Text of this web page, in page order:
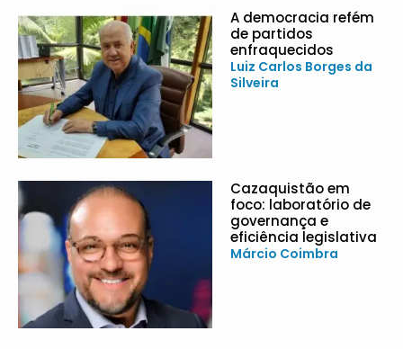
A democracia refém
de partidos
enfraquecidos
Luiz Carlos Borges da
Silveira
Cazaquistão em
foco: laboratório de
governança e
eficiência legislativa
Márcio Coimbra